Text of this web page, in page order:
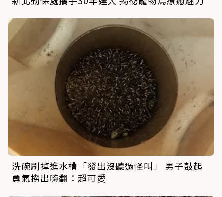
洗碗刷掉進水槽「發出沒聽過怪叫」 男子鼓起
勇氣撈出嗨翻：超可愛